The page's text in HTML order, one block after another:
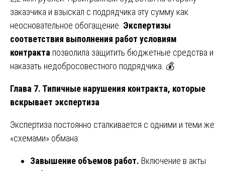
заказчика и взыскал с подрядчика эту сумму как
неосновательное обогащение. Экспертизы
соответствия выполнения работ условиям
контракта позволила защитить бюджетные средства и
наказать недобросовестного подрядчика. 💰
Глава 7. Типичные нарушения контракта, которые
вскрывает экспертиза
Экспертиза постоянно сталкивается с одними и теми же
«схемами» обмана:
Завышение объемов работ. Включение в акты